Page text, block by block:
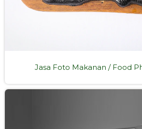
Jasa Foto Makanan / Food